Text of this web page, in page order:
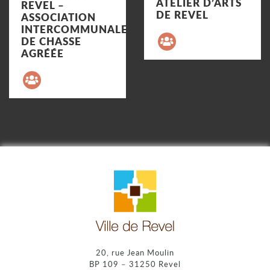
REVEL –
ASSOCIATION
INTERCOMMUNALE
DE CHASSE
AGRÉÉE
DE REVEL
20, rue Jean Moulin
BP 109 – 31250 Revel